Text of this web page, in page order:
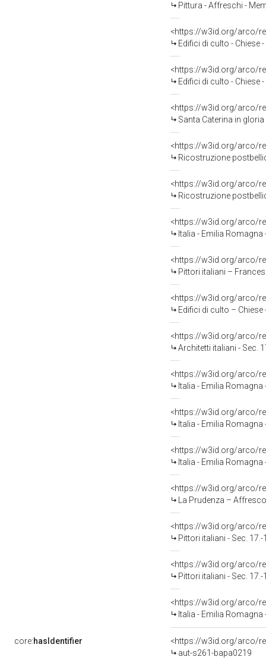
Pittura - Affreschi -
<https://w3id.org/arco/
Edifici di culto - Chiese -
<https://w3id.org/arco/
Edifici di culto - Chiese -
<https://w3id.org/arco/
Santa Caterina in gloria -
<https://w3id.org/arco/
Ricostruzione postbellica -
<https://w3id.org/arco/
Ricostruzione postbellica -
<https://w3id.org/arco/
Italia - Emilia Romagna - Bologna
<https://w3id.org/arco/
Pittori italiani – Franceschini,
<https://w3id.org/arco/
Edifici di culto – Chiese -
<https://w3id.org/arco/
Architetti italiani - Sec. 17. - Monti,
<https://w3id.org/arco/
Italia - Emilia Romagna -
<https://w3id.org/arco/
Italia - Emilia Romagna -
<https://w3id.org/arco/
Italia - Emilia Romagna -
<https://w3id.org/arco/
La Prudenza –
<https://w3id.org/arco/
Pittori italiani - Sec. 17.-
<https://w3id.org/arco/
Pittori italiani - Sec. 17.-
<https://w3id.org/arco/
Italia - Emilia Romagna -
core:hasIdentifier
<https://w3id.org/arco/
aut-s261-bapa0219